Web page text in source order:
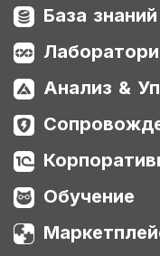
База знаний
Анализ &
Обучение